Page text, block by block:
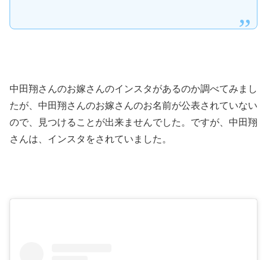
中田翔さんのお嫁さんのインスタがあるのか調べてみまし
たが、中田翔さんのお嫁さんのお名前が公表されていない
ので、見つけることが出来ませんでした。ですが、中田翔
さんは、インスタをされていました。